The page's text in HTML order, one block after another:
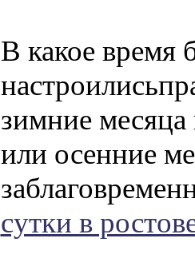
В какое время
зимние
или осенние
сутки в